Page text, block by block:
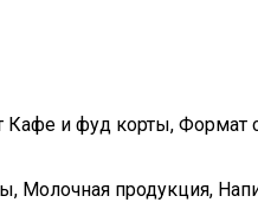
Кафе и фуд корты, Формат
Молочная продукция,